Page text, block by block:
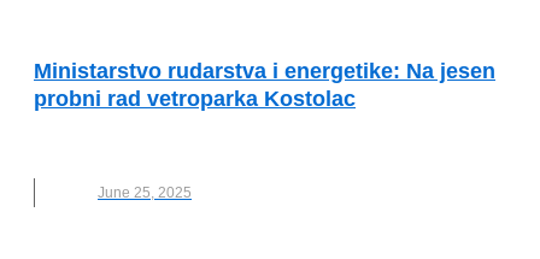
Ministarstvo rudarstva i energetike: Na jesen
probni rad vetroparka Kostolac
June 25, 2025